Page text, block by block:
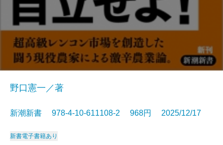
野口憲一／著
新潮新書 978-4-10-611108-2 968円 2025/12/17
新書電子書籍あり